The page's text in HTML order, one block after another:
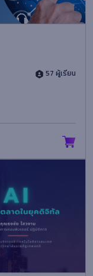
57 ผู้เรียน